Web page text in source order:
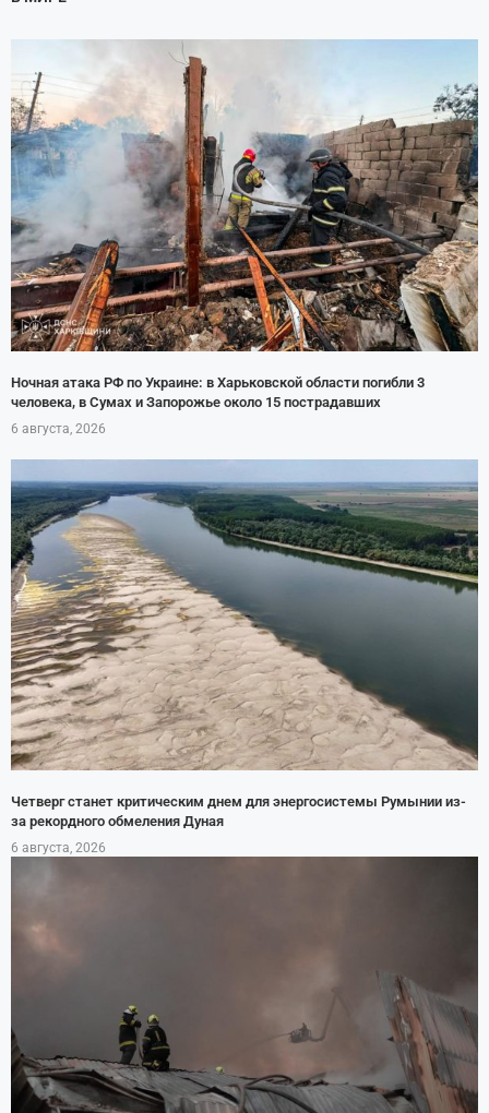
Ночная атака РФ по Украине: в Харьковской области погибли 3
человека, в Сумах и Запорожье около 15 пострадавших
6 августа, 2026
Четверг станет критическим днем для энергосистемы Румынии из-
за рекордного обмеления Дуная
6 августа, 2026